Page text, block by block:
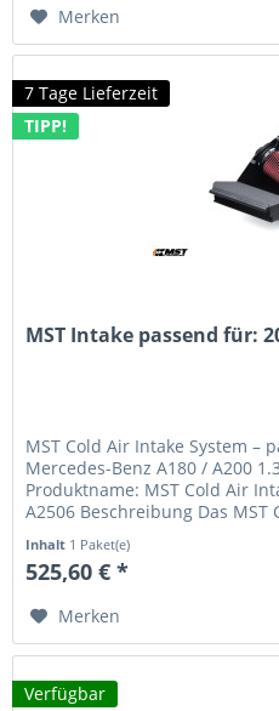
Merken
7 Tage Lieferzeit
TIPP!
MST Intake passend für:
MST Cold Air Intake System –
Mercedes-Benz A180 / A200
Produktname: MST Cold Air
A2506 Beschreibung Das MST
Inhalt 1 Paket(e)
525,60 € *
Merken
Verfügbar